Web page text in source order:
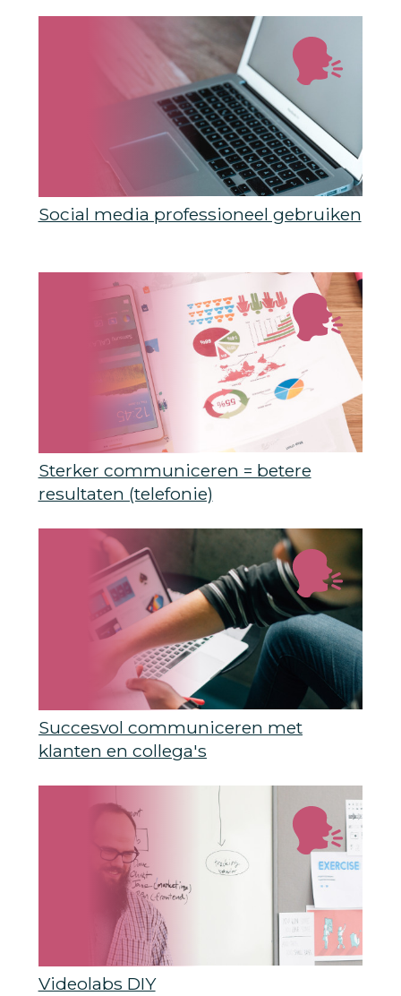
Social media professioneel gebruiken
Sterker communiceren = betere
resultaten (telefonie)
Succesvol communiceren met
klanten en collega's
Videolabs DIY